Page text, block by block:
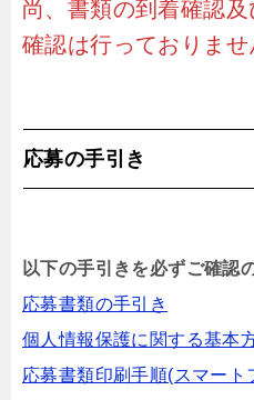
尚、書類の到着確認
確認は行っておりませ
応募の手引き
以下の手引きを必ずご確認
応募書類の手引き
個人情報保護に関する基本
応募書類印刷手順(スマート